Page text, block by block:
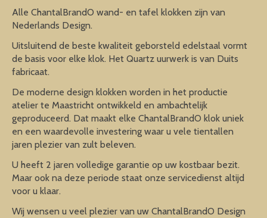
Alle ChantalBrandO wand- en tafel klokken zijn van
Nederlands Design.
Uitsluitend de beste kwaliteit geborsteld edelstaal vormt
de basis voor elke klok. Het Quartz uurwerk is van Duits
fabricaat.
De moderne design klokken worden in het productie
atelier te Maastricht ontwikkeld en ambachtelijk
geproduceerd. Dat maakt elke ChantalBrandO klok uniek
en een waardevolle investering waar u vele tientallen
jaren plezier van zult beleven.
U heeft 2 jaren volledige garantie op uw kostbaar bezit.
Maar ook na deze periode staat onze servicedienst altijd
voor u klaar.
Wij wensen u veel plezier van uw ChantalBrandO Design